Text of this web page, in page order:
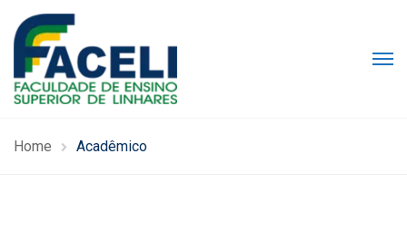
Home Acadêmico